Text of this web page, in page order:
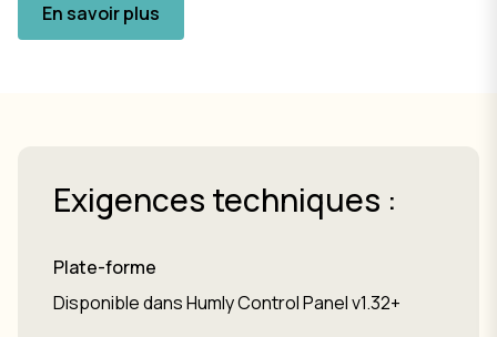
En savoir plus
Exigences techniques :
Plate-forme
Disponible dans Humly Control Panel v1.32+